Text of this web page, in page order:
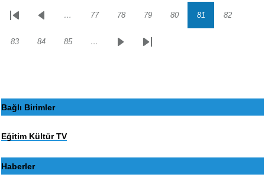
Sayfalama
İlk
Önceki… Sayfa
77 Sayfa
78 Sayfa
79 Sayfa
80 Sayfa
81 Sayfa
82
Sayfa
83 Sayfa
84 Sayfa
85 …
SonrakiSon
Bağlı Birimler
Eğitim Kültür TV
Haberler